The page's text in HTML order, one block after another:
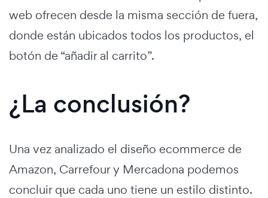
web ofrecen desde la misma sección de fuera,
donde están ubicados todos los productos, el
botón de “añadir al carrito”.
¿La conclusión?
Una vez analizado el diseño ecommerce de
Amazon, Carrefour y Mercadona podemos
concluir que cada uno tiene un estilo distinto.